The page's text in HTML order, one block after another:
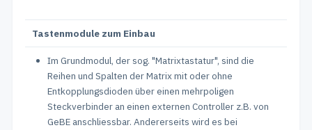
Tastenmodule zum Einbau
Im Grundmodul, der sog. "Matrixtastatur", sind die
Reihen und Spalten der Matrix mit oder ohne
Entkopplungsdioden über einen mehrpoligen
Steckverbinder an einen externen Controller z.B. von
GeBE anschliessbar. Andererseits wird es bei